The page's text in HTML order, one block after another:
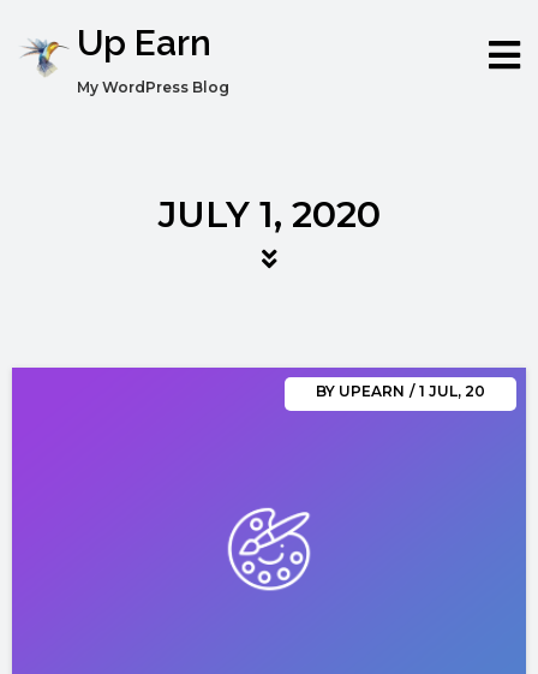
Up Earn
My WordPress Blog
JULY 1, 2020
BY UPEARN / 1 JUL, 20